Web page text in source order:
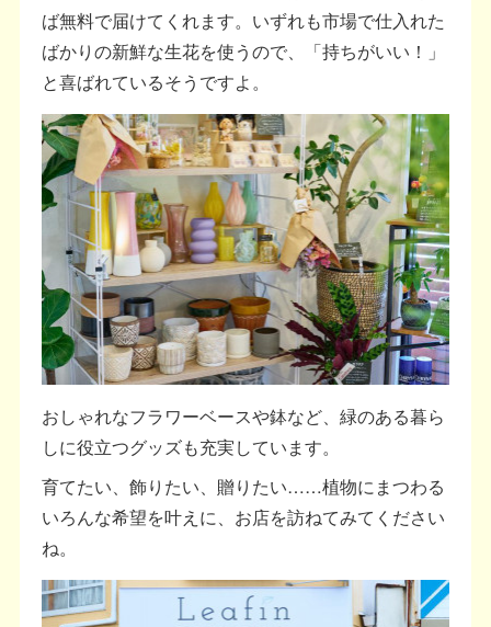
ば無料で届けてくれます。いずれも市場で仕入れた
ばかりの新鮮な生花を使うので、「持ちがいい！」
と喜ばれているそうですよ。
おしゃれなフラワーベースや鉢など、緑のある暮ら
しに役立つグッズも充実しています。
育てたい、飾りたい、贈りたい……植物にまつわる
いろんな希望を叶えに、お店を訪ねてみてください
ね。